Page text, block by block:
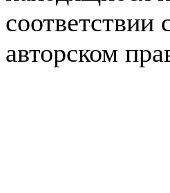
соответствии
авторском